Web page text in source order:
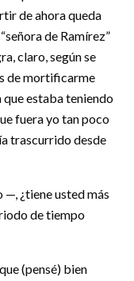
de ahora queda
de Ramírez”
claro, según se
de mortificarme
que estaba teniendo
fuera yo tan poco
trascurrido desde
¿tiene usted más
de tiempo
(pensé) bien